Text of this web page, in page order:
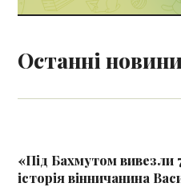
Останні
«Під Бахмутом вивезли
історія вінничанина